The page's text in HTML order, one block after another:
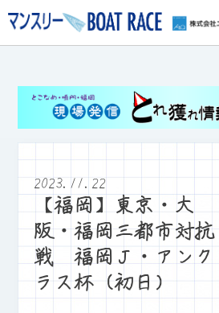
2023.11.22
【福岡】東京・大
阪・福岡三都市対抗
戦 福岡Ｊ・アンク
ラス杯（初日）